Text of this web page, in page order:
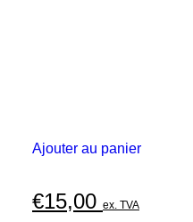
Ajouter au panier
€15,00 ex. TVA